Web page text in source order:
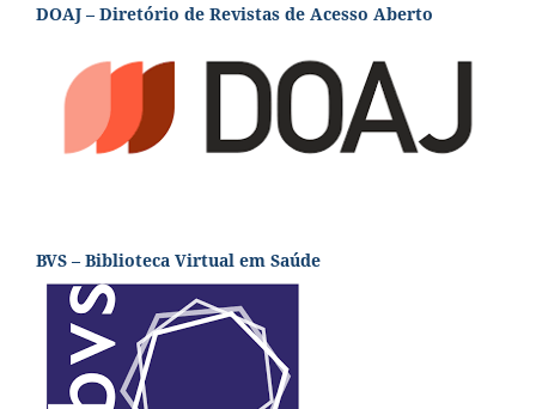
DOAJ – Diretório de Revistas de Acesso Aberto
BVS – Biblioteca Virtual em Saúde